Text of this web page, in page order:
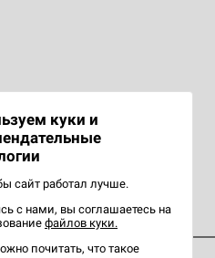
куки и
сайт работал лучше.
с нами, вы соглашаетесь на
файлов куки.
почитать, что такое